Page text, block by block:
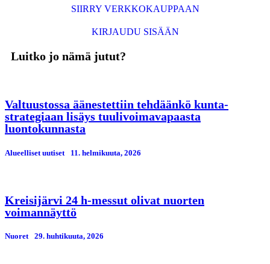
SIIRRY VERKKOKAUPPAAN
KIRJAUDU SISÄÄN
Luitko jo nämä jutut?
Valtuustossa äänestettiin tehdäänkö kunta-
strategiaan lisäys tuulivoimavapaasta
luontokunnasta
Alueelliset uutiset 11. helmikuuta, 2026
Kreisijärvi 24 h-messut olivat nuorten
voimannäyttö
Nuoret 29. huhtikuuta, 2026